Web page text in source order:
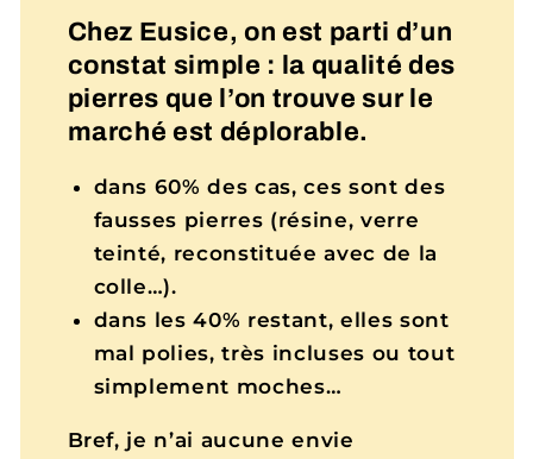
Chez Eusice, on est parti d’un
constat simple : la qualité des
pierres que l’on trouve sur le
marché est déplorable.
dans 60% des cas, ces sont des
fausses pierres (résine, verre
teinté, reconstituée avec de la
colle…).
dans les 40% restant, elles sont
mal polies, très incluses ou tout
simplement moches…
Bref, je n’ai aucune envie